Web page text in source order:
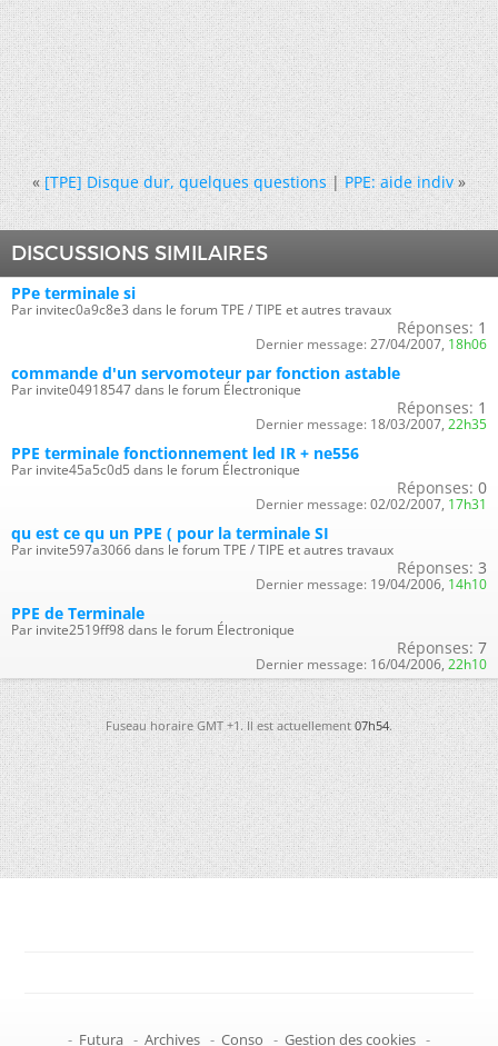
« [TPE] Disque dur, quelques questions|PPE: aide indiv »
DISCUSSIONS SIMILAIRES
PPe terminale si
Par invitec0a9c8e3 dans le forum TPE / TIPE et autres travaux
Réponses: 1
Dernier message: 27/04/2007, 18h06
commande d'un servomoteur par fonction astable
Par invite04918547 dans le forum Électronique
Réponses: 1
Dernier message: 18/03/2007, 22h35
PPE terminale fonctionnement led IR + ne556
Par invite45a5c0d5 dans le forum Électronique
Réponses: 0
Dernier message: 02/02/2007, 17h31
qu est ce qu un PPE ( pour la terminale SI
Par invite597a3066 dans le forum TPE / TIPE et autres travaux
Réponses: 3
Dernier message: 19/04/2006, 14h10
PPE de Terminale
Par invite2519ff98 dans le forum Électronique
Réponses: 7
Dernier message: 16/04/2006, 22h10
Fuseau horaire GMT +1. Il est actuellement07h54.
- Futura - Archives - Conso - Gestion des cookies -